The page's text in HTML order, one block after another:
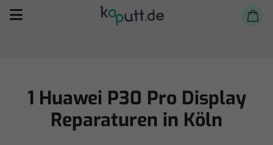
Selbst reparieren
1 Huawei P30 Pro Display
Reparaturen in Köln